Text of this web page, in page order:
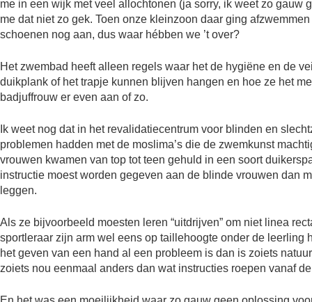
me in een wijk met veel allochtonen (ja sorry, ik weet zo
me dat niet zo gek. Toen onze kleinzoon daar ging
schoenen nog aan, dus waar hébben we ’t over?
Het zwembad heeft alleen regels waar het de hygiëne en de
duikplank of het trapje kunnen blijven hangen en hoe ze het
badjuffrouw er even aan of zo.
Ik weet nog dat in het revalidatiecentrum voor blinden en
problemen hadden met de moslima’s die de zwemkunst
vrouwen kwamen van top tot teen gehuld in een soort
instructie moest worden gegeven aan de blinde vrouwen dan
leggen.
Als ze bijvoorbeeld moesten leren “uitdrijven” om niet linea
sportleraar zijn arm wel eens op taillehoogte onder de
het geven van een hand al een probleem is dan is zoiets
zoiets nou eenmaal anders dan wat instructies roepen vanaf